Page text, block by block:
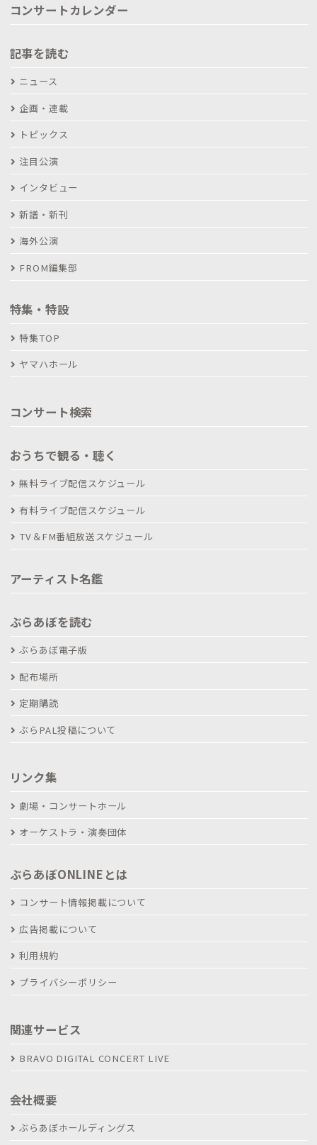
コンサートカレンダー
記事を読む
ニュース
企画・連載
トピックス
注目公演
インタビュー
新譜・新刊
海外公演
FROM編集部
特集・特設
特集TOP
ヤマハホール
コンサート検索
おうちで観る・聴く
無料ライブ配信スケジュール
有料ライブ配信スケジュール
TV＆FM番組放送スケジュール
アーティスト名鑑
ぶらあぼを読む
ぶらあぼ電子版
配布場所
定期購読
ぶらPAL投稿について
リンク集
劇場・コンサートホール
オーケストラ・演奏団体
ぶらあぼONLINEとは
コンサート情報掲載について
広告掲載について
利用規約
プライバシーポリシー
関連サービス
BRAVO DIGITAL CONCERT LIVE
会社概要
ぶらあぼホールディングス